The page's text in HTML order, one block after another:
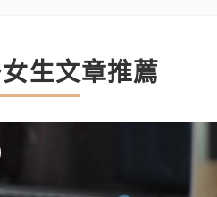
生文章推薦